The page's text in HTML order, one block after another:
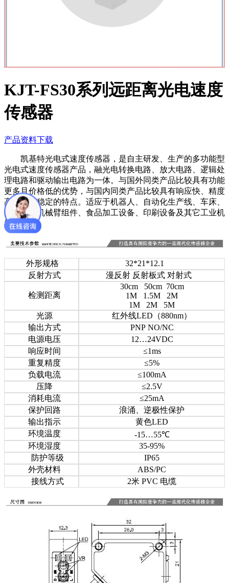
KJT-FS30系列远距离光电速度
传感器
产品资料下载
凯基特光电式速度传感器，是自主研发、生产的多功能型
光电式速度传感器产品，融光电转换电路、放大电路、逻辑处
理电路和驱动输出电路为一体。与国外同类产品比较具有功能
更多且价格低的优势，与国内同类产品比较具有响应快、精度
高、质量稳定的特点。适应于机器人、自动化生产线、车床、
机械手及机械臂组件、食品加工设备、印刷设备及其它工业机
械设备等。
外形规格
32*21*12.1
反射方式
漫反射 反射板式 对射式
检测距离
30cm 50cm 70cm
1M 1.5M 2M
1M 2M 5M
光源
红外线LED（880nm）
输出方式
PNP NO/NC
电源电压
12…24VDC
响应时间
≤1ms
重复精度
≤5%
负载电流
≤100mA
压降
≤2.5V
消耗电流
≤25mA
保护回路
浪涌、逆极性保护
输出指示
黄色LED
环境温度
-15…55℃
环境湿度
35-95%
防护等级
IP65
外壳材料
ABS/PC
接线方式
2米 PVC 电缆